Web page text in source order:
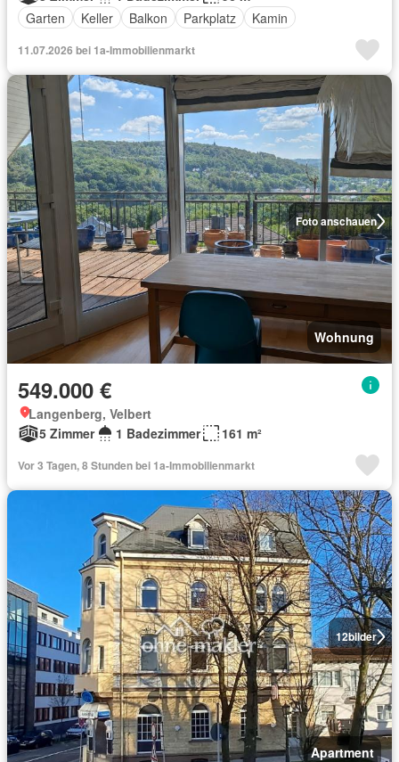
Garten
Keller Balkon Parkplatz Kamin
11.07.2026 bei 1a-Immobilienmarkt
Foto anschauen
Wohnung
549.000 €
Langenberg, Velbert
5 Zimmer
1 Badezimmer 161 m²
Vor 3 Tagen, 8 Stunden bei 1a-Immobilienmarkt
12bilder
Apartment